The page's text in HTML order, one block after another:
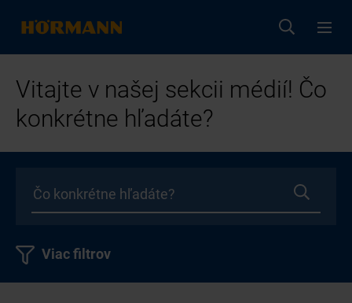
Vitajte v našej sekcii médií! Čo
konkrétne hľadáte?
Viac filtrov